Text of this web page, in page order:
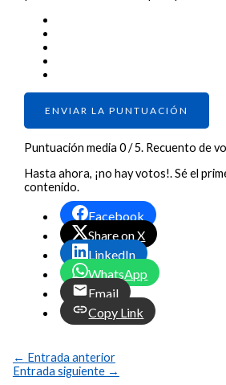
ENVIAR LA PUNTUACIÓN
Puntuación media0/ 5. Recuento de
Hasta ahora, ¡no hay votos!. Sé el
contenido.
Facebook
Share on X
LinkedIn
WhatsApp
Email
Copy Link
← Entrada anterior
Entrada siguiente →